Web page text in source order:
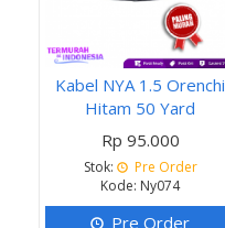
Kabel NYA 1.5 Orenchi
Hitam 50 Yard
Rp 95.000
Stok:
Pre Order
Kode: Ny074
Pre Order